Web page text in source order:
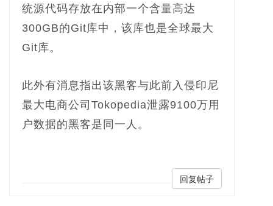
统源代码存放在内部一个含量高达
300GB的Git库中，该库也是全球最大
Git库。
此外有消息指出该黑客与此前入侵印尼
最大电商公司Tokopedia泄露9100万用
户数据的黑客是同一人。
回复帖子